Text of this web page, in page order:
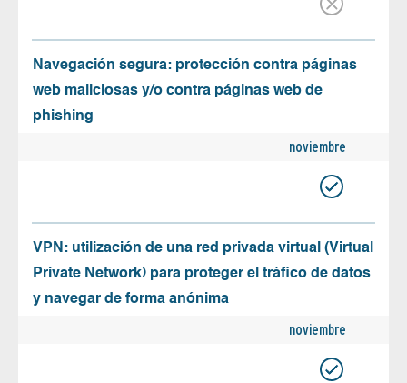
Navegación segura: protección contra páginas
web maliciosas y/o contra páginas web de
phishing
noviembre
VPN: utilización de una red privada virtual (Virtual
Private Network) para proteger el tráfico de datos
y navegar de forma anónima
noviembre